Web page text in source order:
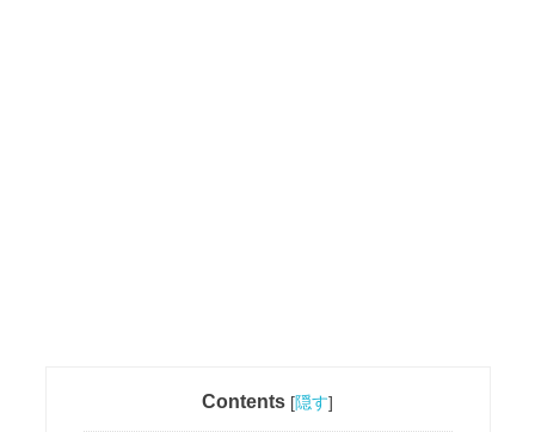
Contents [隠す]